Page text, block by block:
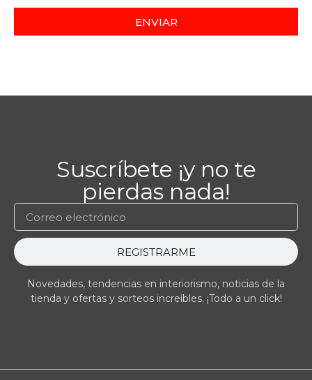
ENVIAR
Suscríbete ¡y no te
pierdas nada!
REGISTRARME
Novedades, tendencias en interiorismo, noticias de la
tienda y ofertas y sorteos increíbles. ¡Todo a un click!